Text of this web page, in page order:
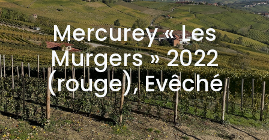
Mercurey « Les
Murgers » 2022
(rouge), Evêché